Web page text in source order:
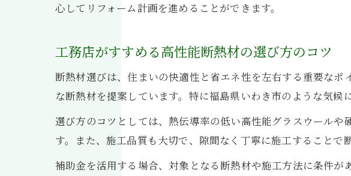
心してリフォーム計画を進めることができます。
工務店がすすめる高性能断熱材の選び方のコツ
断熱材選びは、住まいの快適性と省エネ性を左右する重要な
な断熱材を提案しています。特に福島県いわき市のような気候
選び方のコツとしては、熱伝導率の低い高性能グラスウール
す。また、施工品質も大切で、隙間なく丁寧に施工することで
補助金を活用する場合、対象となる断熱材や施工方法に条件